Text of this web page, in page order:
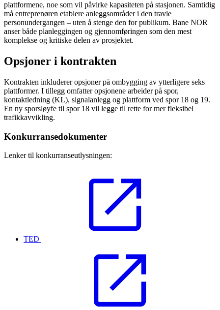
plattformene, noe som vil påvirke kapasiteten på stasjonen. Samtidig
må entreprenøren etablere anleggsområder i den travle
personundergangen – uten å stenge den for publikum. Bane NOR
anser både planleggingen og gjennomføringen som den mest
komplekse og kritiske delen av prosjektet.
Opsjoner i kontrakten
Kontrakten inkluderer opsjoner på ombygging av ytterligere seks
plattformer. I tillegg omfatter opsjonene arbeider på spor,
kontaktledning (KL), signalanlegg og plattform ved spor 18 og 19.
En ny sporsløyfe til spor 18 vil legge til rette for mer fleksibel
trafikkavvikling.
Konkurransedokumenter
Lenker til konkurranseutlysningen:
TED